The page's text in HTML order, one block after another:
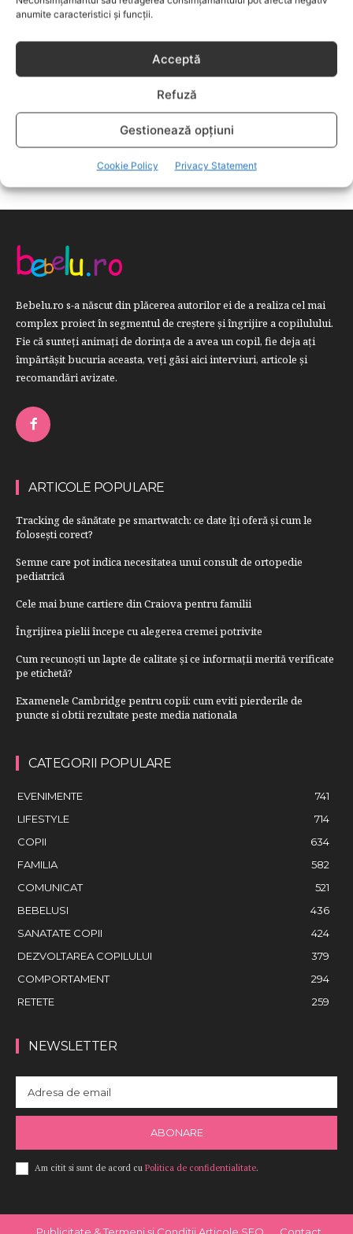
anumite caracteristici și funcții.
Acceptă
Refuză
Gestionează opțiuni
Cookie Policy Privacy Statement
FAMILIA
582
SANATATE COPII
424
DEZVOLTAREA COPILULUI
RETETE
259
Bebelu.ro s-a născut din plăcerea autorilor ei de a realiza cel mai
complex proiect în segmentul de creştere şi îngrijire a copilulului.
Fie că sunteţi animaţi de dorinţa de a avea un copil, fie deja aţi
împărtăşit bucuria aceasta, veți găsi aici interviuri, articole şi
recomandări avizate.
ARTICOLE POPULARE
Tracking de sănătate pe smartwatch: ce date îți oferă și cum le
folosești corect?
Semne care pot indica necesitatea unui consult de ortopedie
pediatrică
Cele mai bune cartiere din Craiova pentru familii
Îngrijirea pielii începe cu alegerea cremei potrivite
Cum recunoști un lapte de calitate și ce informații merită verificate
pe etichetă?
Examenele Cambridge pentru copii: cum eviti pierderile de
puncte si obtii rezultate peste media nationala
CATEGORII POPULARE
EVENIMENTE
741
LIFESTYLE
714
COPII
634
FAMILIA
582
COMUNICAT
521
BEBELUSI
436
SANATATE COPII
424
DEZVOLTAREA COPILULUI
379
COMPORTAMENT
294
RETETE
259
NEWSLETTER
ABONARE
Am citit si sunt de acord cu Politica de confidentialitate.
Publicitate & Termeni și Condiții Articole SEO Contact